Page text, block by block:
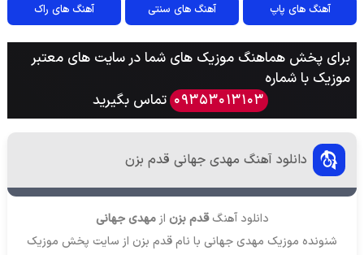
آهنگ های پاپ آهنگ های سنتی آهنگ های راک
برای پخش هماهنگ موزیک های شما در سایت های معتبر
موزیک با شماره
09353013103 تماس بگیرید
دانلود آهنگ مهدی جهانی قدم بزن
دانلود آهنگ قدم بزن ازمهدی جهانی
شنونده موزیک مهدی جهانی با نام قدم بزن از سایت پخش موزیک